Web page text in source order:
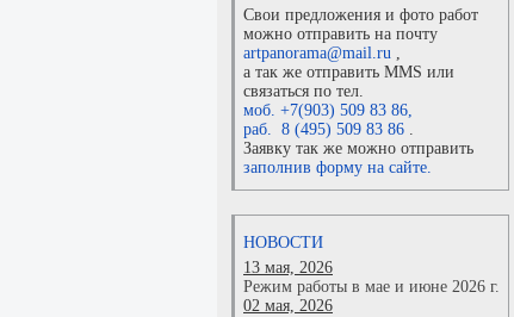
Свои предложения и фото работ
можно отправить на почту
artpanorama@mail.ru ,
а так же отправить MMS или
связаться по тел.
моб. +7(903) 509 83 86,
раб. 8 (495) 509 83 86 .
Заявку так же можно отправить
заполнив форму на сайте.
НОВОСТИ
13 мая, 2026
Режим работы в мае и июне 2026 г.
02 мая, 2026